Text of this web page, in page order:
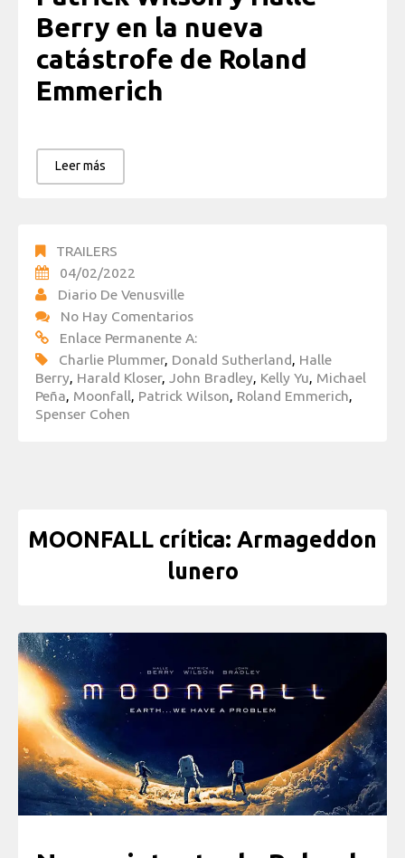
Berry en la nueva
catástrofe de Roland
Emmerich
Leer más
TRAILERS
04/02/2022
Diario De Venusville
No Hay Comentarios
Enlace Permanente A:
Charlie Plummer, Donald Sutherland, Halle
Berry, Harald Kloser, John Bradley, Kelly Yu, Michael
Peña, Moonfall, Patrick Wilson, Roland Emmerich,
Spenser Cohen
MOONFALL crítica: Armageddon
lunero